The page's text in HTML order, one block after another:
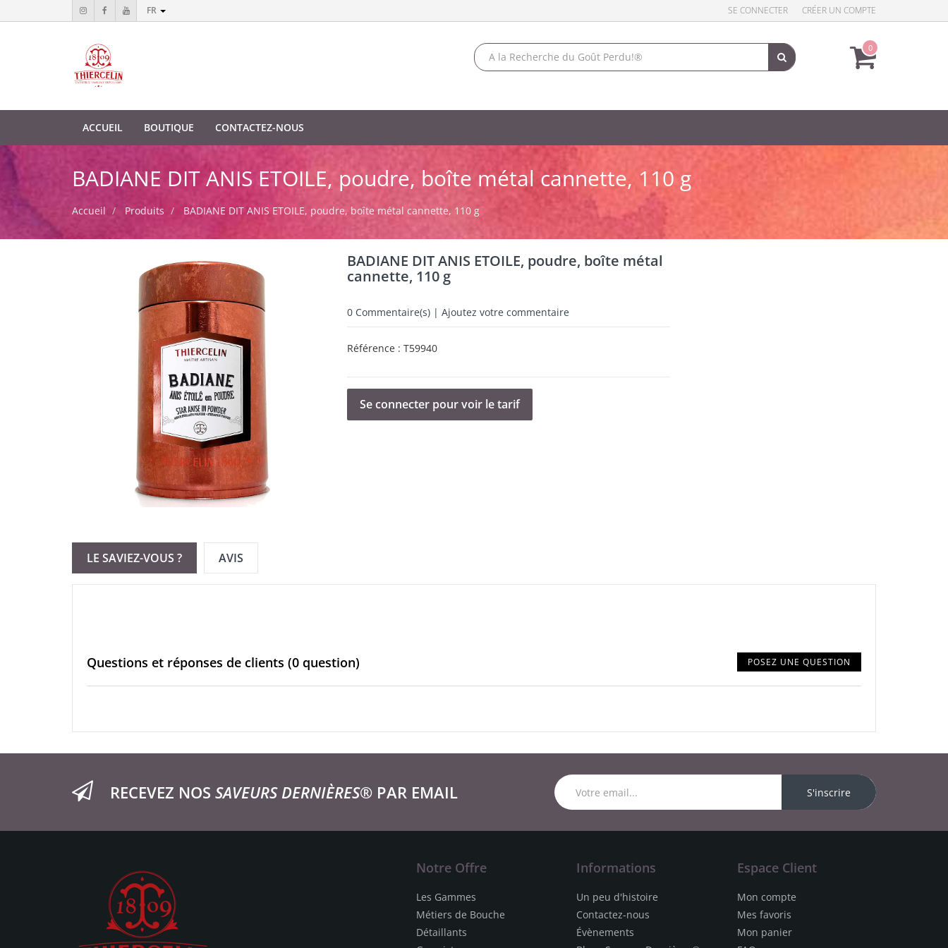
FR SE CONNECTER CRÉER UN COMPTE
0
ACCUEIL BOUTIQUE CONTACTEZ-NOUS
BADIANE DIT ANIS ETOILE, poudre, boîte métal cannette, 110 g
Accueil Produits BADIANE DIT ANIS ETOILE, poudre, boîte métal cannette, 110 g
BADIANE DIT ANIS ETOILE, poudre, boîte métal
cannette, 110 g
0 Commentaire(s) | Ajoutez votre commentaire
Référence : T59940
Se connecter pour voir le tarif
LE SAVIEZ-VOUS ? AVIS
Questions et réponses de clients (0 question) POSEZ UNE QUESTION
RECEVEZ NOS SAVEURS DERNIÈRES® PAR EMAIL S'inscrire
Notre Offre
Les Gammes
Métiers de Bouche
Détaillants
Informations
Un peu d'histoire
Contactez-nous
Évènements
Espace Client
Mon compte
Mes favoris
Mon panier